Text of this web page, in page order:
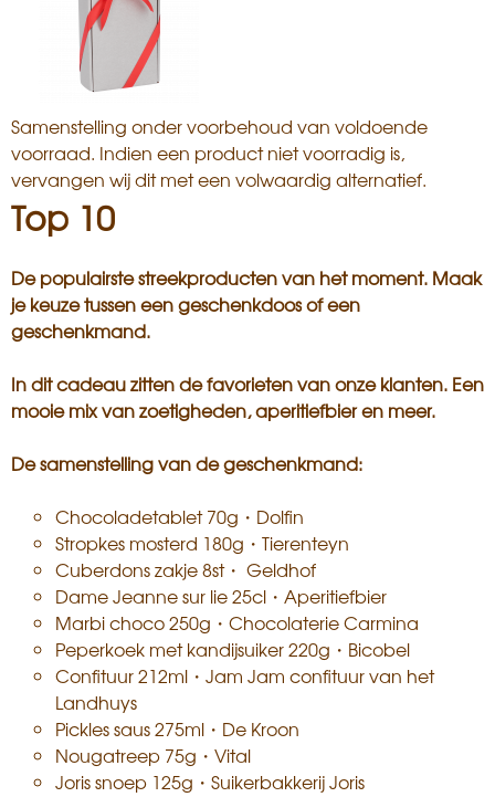
Samenstelling onder voorbehoud van voldoende
voorraad. Indien een product niet voorradig is,
vervangen wij dit met een volwaardig alternatief.
Top 10
De populairste streekproducten van het moment. Maak
je keuze tussen een geschenkdoos of een
geschenkmand.
In dit cadeau zitten de favorieten van onze klanten. Een
mooie mix van zoetigheden, aperitiefbier en meer.
De samenstelling van de geschenkmand:
Chocoladetablet 70g・Dolfin
Stropkes mosterd 180g・Tierenteyn
Cuberdons zakje 8st・ Geldhof
Dame Jeanne sur lie 25cl・Aperitiefbier
Marbi choco 250g・Chocolaterie Carmina
Peperkoek met kandijsuiker 220g・Bicobel
Confituur 212ml・Jam Jam confituur van het
Landhuys
Pickles saus 275ml・De Kroon
Nougatreep 75g・Vital
Joris snoep 125g・Suikerbakkerij Joris